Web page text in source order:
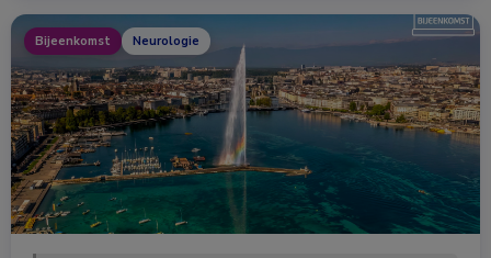
Bijeenkomst Neurologie